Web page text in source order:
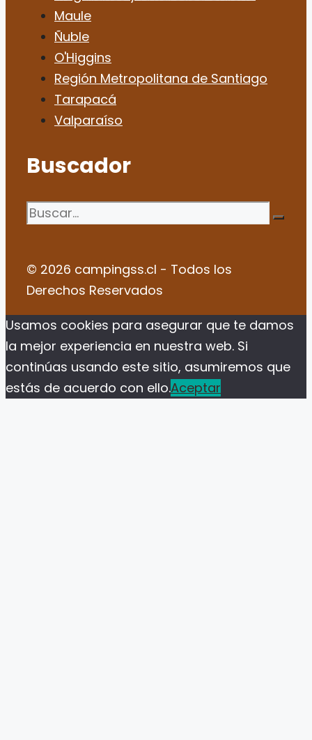
Maule
Ñuble
O'Higgins
Región Metropolitana de Santiago
Tarapacá
Valparaíso
Buscador
Buscar:
© 2026 campingss.cl - Todos los
Derechos Reservados
Usamos cookies para asegurar que te damos
la mejor experiencia en nuestra web. Si
continúas usando este sitio, asumiremos que
estás de acuerdo con ello.Aceptar